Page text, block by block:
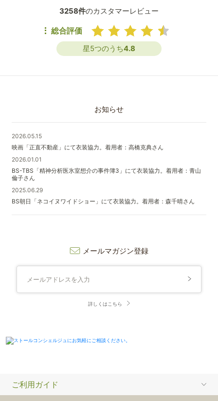
3258件のカスタマーレビュー
総合評価
星5つのうち4.8
お知らせ
2026.05.15
映画「正直不動産」にて衣装協力。着用者：高橋克典さん
2026.01.01
BS-TBS「精神分析医氷室想介の事件簿3」にて衣装協力。着用者：青山
倫子さん
2025.06.29
BS朝日「ネコイヌワイドショー」にて衣装協力。着用者：森千晴さん
メールマガジン登録
詳しくはこちら
ご利用ガイド